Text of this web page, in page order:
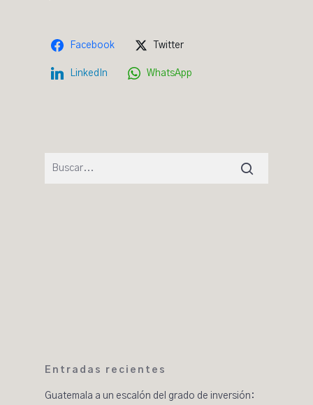
Facebook Twitter
LinkedIn WhatsApp
Entradas recientes
Guatemala a un escalón del grado de inversión: